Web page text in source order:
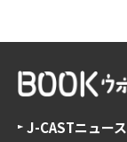
J-CASTニュース